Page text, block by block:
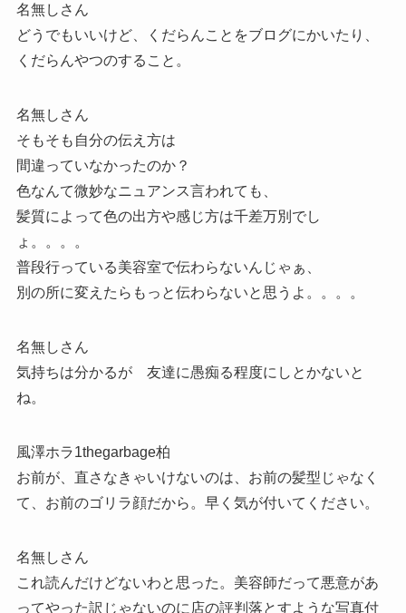
名無しさん
どうでもいいけど、くだらんことをブログにかいたり、
くだらんやつのすること。
名無しさん
そもそも自分の伝え方は
間違っていなかったのか？
色なんて微妙なニュアンス言われても、
髪質によって色の出方や感じ方は千差万別でし
ょ。。。。
普段行っている美容室で伝わらないんじゃぁ、
別の所に変えたらもっと伝わらないと思うよ。。。。
名無しさん
気持ちは分かるが 友達に愚痴る程度にしとかないと
ね。
風澤ホラ1thegarbage柏
お前が、直さなきゃいけないのは、お前の髪型じゃなく
て、お前のゴリラ顔だから。早く気が付いてください。
名無しさん
これ読んだけどないわと思った。美容師だって悪意があ
ってやった訳じゃないのに店の評判落とすような写真付